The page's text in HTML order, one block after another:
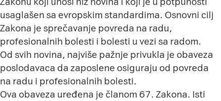
usaglašen sa evropskim standardima. Osnovni cilj
Zakona je sprečavanje povreda na radu,
profesionalnih bolesti i bolesti u vezi sa radom.
Od svih novina, najviše pažnje privukla je obaveza
poslodavaca da zaposlene osiguraju od povreda
na radu i profesionalnih bolesti.
Ova obaveza uređena je članom 67. Zakona. Isti